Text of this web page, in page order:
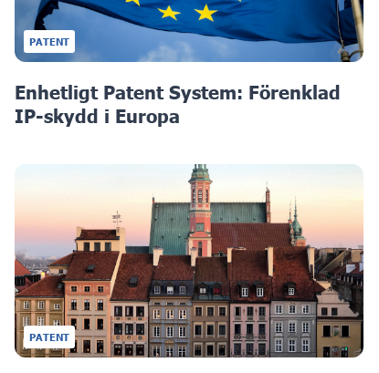
PATENT
Enhetligt Patent System: Förenklad
IP-skydd i Europa
PATENT